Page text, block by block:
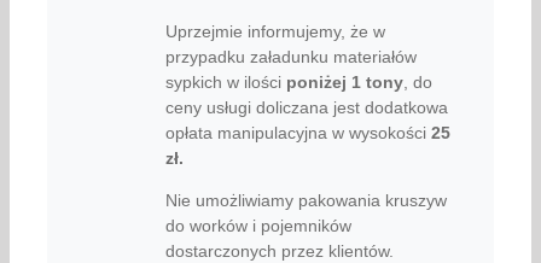
Uprzejmie informujemy, że w
przypadku załadunku materiałów
sypkich w ilości poniżej 1 tony, do
ceny usługi doliczana jest dodatkowa
opłata manipulacyjna w wysokości 25
zł.
Nie umożliwiamy pakowania kruszyw
do worków i pojemników
dostarczonych przez klientów.